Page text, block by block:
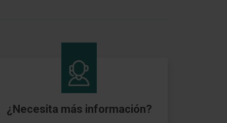
¿Necesita más información?